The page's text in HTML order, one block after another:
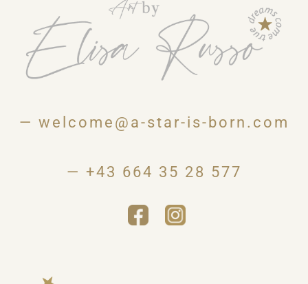
— welcome@a-star-is-born.com
— +43 664 35 28 577